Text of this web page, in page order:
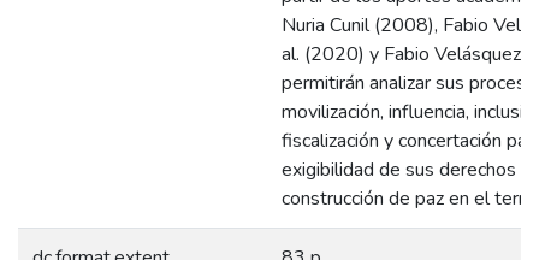
Nuria Cunil (2008), Fabio
al. (2020) y Fabio Velásquez
permitirán analizar sus
movilización, influencia,
fiscalización y concertación
exigibilidad de sus derechos y
construcción de paz en el